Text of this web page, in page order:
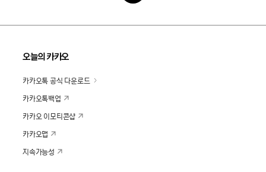
오늘의 카카오
카카오톡 공식 다운로드
카카오톡백업
카카오 이모티콘샵
카카오맵
지속가능성